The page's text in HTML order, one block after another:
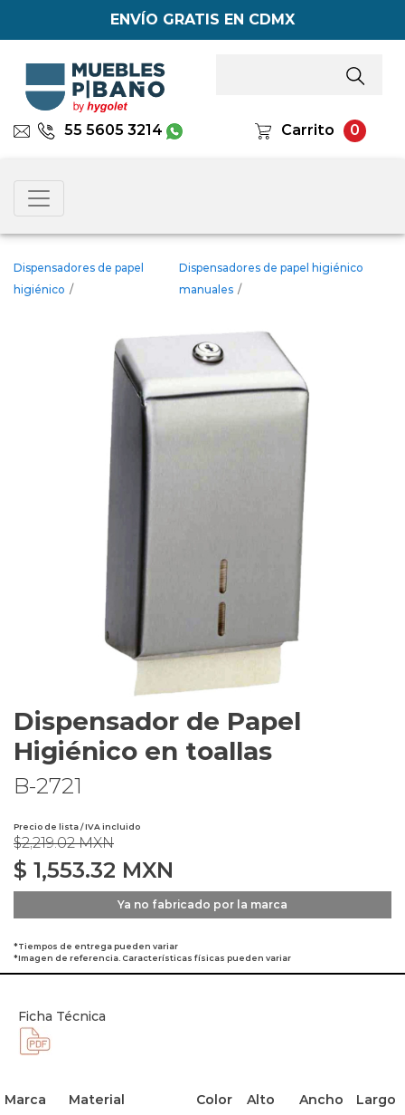
ENVÍO GRATIS EN CDMX
55 5605 3214 Carrito 0
Dispensadores de papel
higiénico /
Dispensadores de papel higiénico
manuales /
Dispensador de Papel
Higiénico en toallas
B-2721
Precio de lista / IVA incluido
$2,219.02 MXN
$ 1,553.32 MXN
Ya no fabricado por la marca
*Tiempos de entrega pueden variar
*Imagen de referencia. Características físicas pueden variar
Ficha Técnica
Marca Material Color Alto Ancho
Largo